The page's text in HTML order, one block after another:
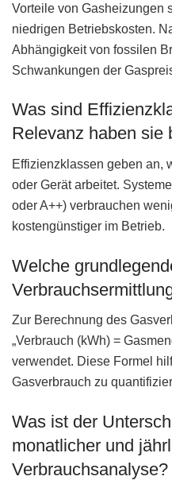
Vorteile von Gasheizungen
niedrigen Betriebskosten.
Abhängigkeit von fossilen
Schwankungen der
Was sind
Relevanz haben sie
Effizienzklassen geben an,
oder Gerät arbeitet.
oder A++) verbrauchen
kostengünstiger im Betrieb.
Welche
Zur Berechnung des
„Verbrauch (kWh) =
verwendet. Diese Formel
Gasverbrauch zu
Was ist der
monatlicher und
Verbrauchsanalyse?